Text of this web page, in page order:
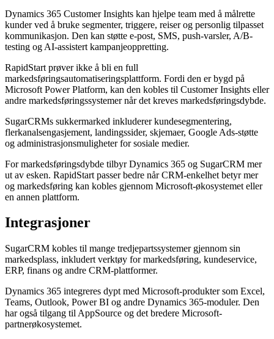
Dynamics 365 Customer Insights kan hjelpe team med å målrette
kunder ved å bruke segmenter, triggere, reiser og personlig tilpasset
kommunikasjon. Den kan støtte e-post, SMS, push-varsler, A/B-
testing og AI-assistert kampanjeoppretting.
RapidStart prøver ikke å bli en full
markedsføringsautomatiseringsplattform. Fordi den er bygd på
Microsoft Power Platform, kan den kobles til Customer Insights eller
andre markedsføringssystemer når det kreves markedsføringsdybde.
SugarCRMs sukkermarked inkluderer kundesegmentering,
flerkanalsengasjement, landingssider, skjemaer, Google Ads-støtte
og administrasjonsmuligheter for sosiale medier.
For markedsføringsdybde tilbyr Dynamics 365 og SugarCRM mer
ut av esken. RapidStart passer bedre når CRM-enkelhet betyr mer
og markedsføring kan kobles gjennom Microsoft-økosystemet eller
en annen plattform.
Integrasjoner
SugarCRM kobles til mange tredjepartssystemer gjennom sin
markedsplass, inkludert verktøy for markedsføring, kundeservice,
ERP, finans og andre CRM-plattformer.
Dynamics 365 integreres dypt med Microsoft-produkter som Excel,
Teams, Outlook, Power BI og andre Dynamics 365-moduler. Den
har også tilgang til AppSource og det bredere Microsoft-
partnerøkosystemet.